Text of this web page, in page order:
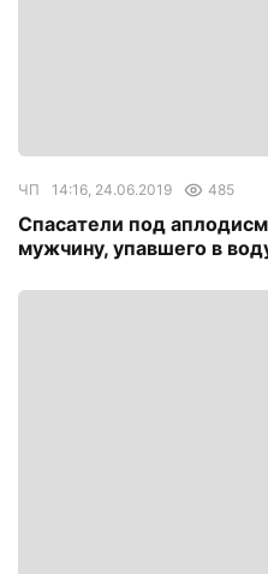
ЧП 14:16, 24.06.2019 485
Спасатели под
мужчину, упавшего в